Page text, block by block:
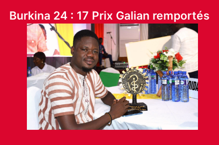
Burkina 24 : 17 Prix Galian remportés